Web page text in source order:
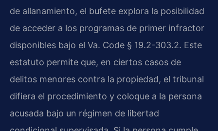
de allanamiento, el bufete explora la posibilidad
de acceder a los programas de primer infractor
disponibles bajo el Va. Code § 19.2-303.2. Este
estatuto permite que, en ciertos casos de
delitos menores contra la propiedad, el tribunal
difiera el procedimiento y coloque a la persona
acusada bajo un régimen de libertad